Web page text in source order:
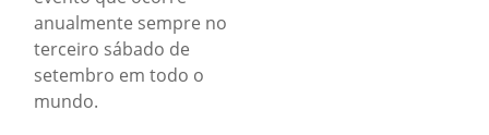
anualmente sempre no
terceiro sábado de
setembro em todo o
mundo.